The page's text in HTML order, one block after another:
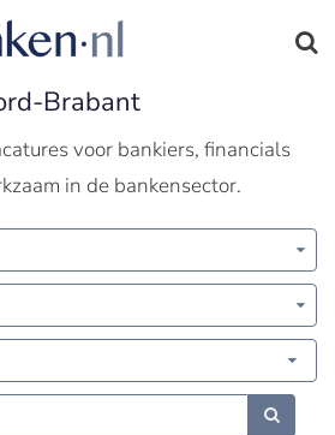
Brabant
voor bankiers, financials
in de bankensector.